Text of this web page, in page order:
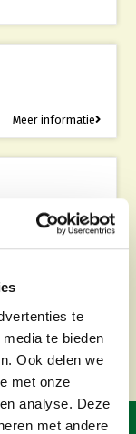
te
te bieden
Ook delen we
met onze
analyse. Deze
met andere
Meer informatie